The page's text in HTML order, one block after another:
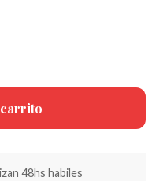
48hs habiles